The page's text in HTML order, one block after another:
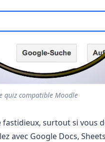
quiz compatible Moodle
surtout si vous
avec Google Docs,